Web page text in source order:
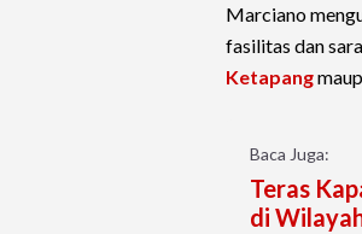
Marciano
fasilitas dan
Ketapang
Baca Juga:
Teras
di